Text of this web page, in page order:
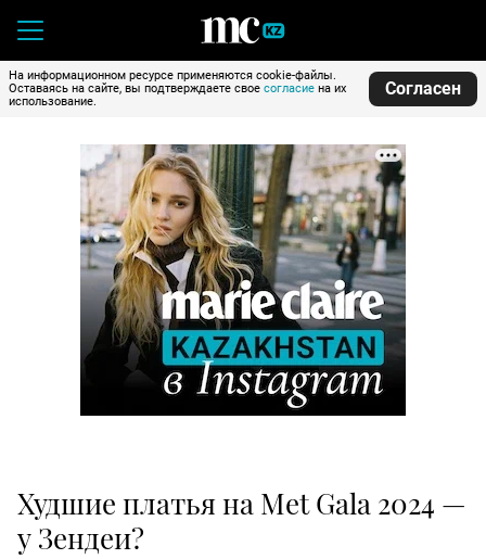
На информационном ресурсе применяются cookie-файлы.
Оставаясь на сайте, вы подтверждаете свое согласие на их
использование.
Согласен
Худшие платья на Met Gala 2024 —
у Зендеи?